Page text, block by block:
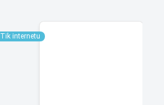
Tik internetu